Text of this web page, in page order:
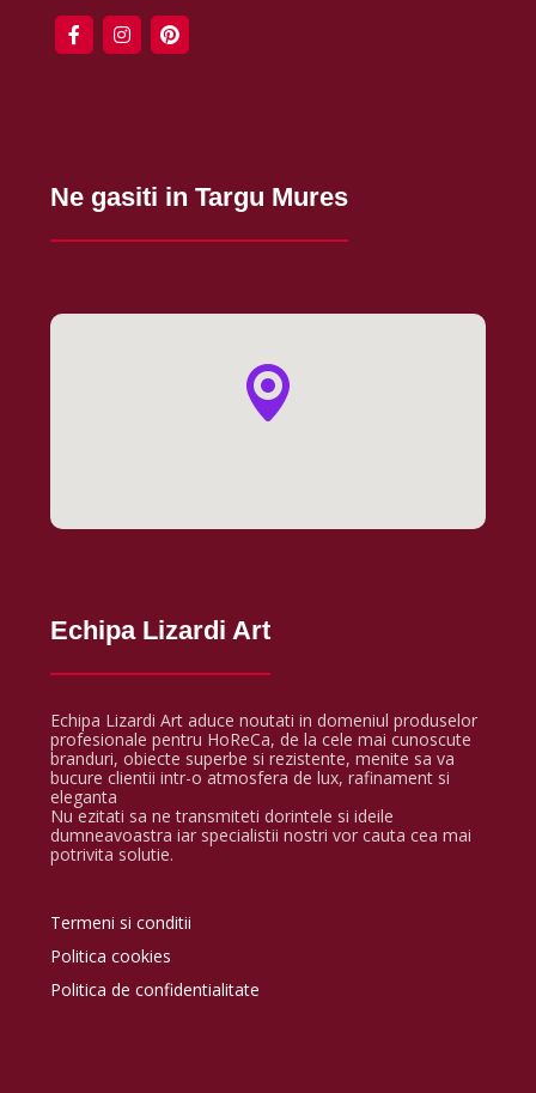
Ne gasiti in Targu Mures
Echipa Lizardi Art
Echipa Lizardi Art aduce noutati in domeniul produselor
profesionale pentru HoReCa, de la cele mai cunoscute
branduri, obiecte superbe si rezistente, menite sa va
bucure clientii intr-o atmosfera de lux, rafinament si
eleganta
Nu ezitati sa ne transmiteti dorintele si ideile
dumneavoastra iar specialistii nostri vor cauta cea mai
potrivita solutie.
Termeni si conditii
Politica cookies
Politica de confidentialitate